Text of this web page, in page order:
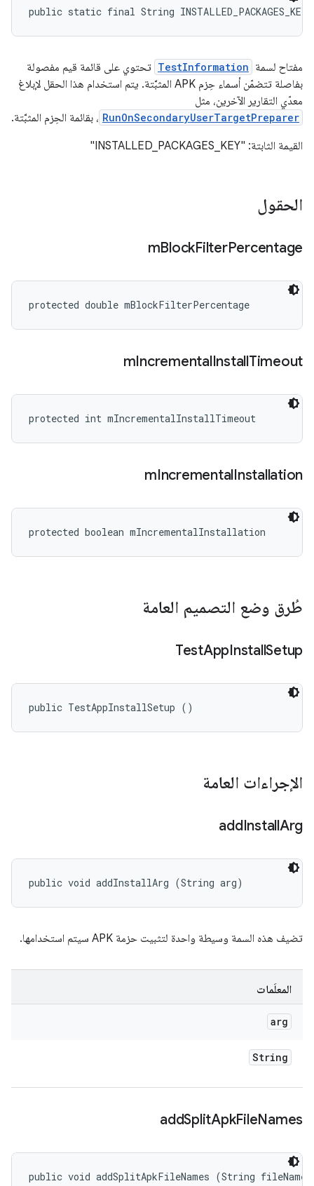
public static final String INSTALLED_PACKAGES_KEY
مفتاح لسمة TestInformation تحتوي على قائمة قيم مفصولة
بفاصلة تتضمّن أسماء حِزم APK المثبَّتة. يتم استخدام هذا الحقل لإبلاغ
معدّي التقارير الآخرين، مثل
RunOnSecondaryUserTargetPreparer ، بقائمة الحِزم المثبَّتة.
القيمة الثابتة: "INSTALLED_PACKAGES_KEY"
الحقول
mBlockFilterPercentage
protected double mBlockFilterPercentage
mIncrementalInstallTimeout
protected int mIncrementalInstallTimeout
mIncrementalInstallation
protected boolean mIncrementalInstallation
طُرق وضع التصميم العامة
TestAppInstallSetup
public TestAppInstallSetup ()
الإجراءات العامة
addInstallArg
public void addInstallArg (String arg)
تضيف هذه السمة وسيطة واحدة لتثبيت حزمة APK سيتم استخدامها.
المعلَمات
arg
String
addSplitApkFileNames
public void addSplitApkFileNames (String